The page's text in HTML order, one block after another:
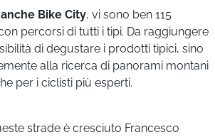
Bike City, vi sono ben 115
percorsi di tutti i tipi. Da raggiungere
di degustare i prodotti tipici, sino
alla ricerca di panorami montani
per i ciclisti più esperti.
strade è cresciuto Francesco